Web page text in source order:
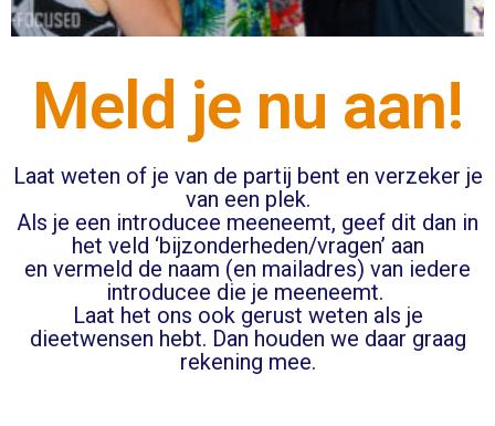
Meld je nu aan!
Laat weten of je van de partij bent en verzeker je
van een plek.
Als je een introducee meeneemt, geef dit dan in
het veld ‘bijzonderheden/vragen’ aan
en vermeld de naam (en mailadres) van iedere
introducee die je meeneemt.
Laat het ons ook gerust weten als je
dieetwensen hebt. Dan houden we daar graag
rekening mee.